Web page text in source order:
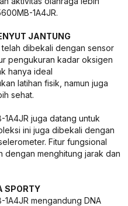
1A4JR.
JANTUNG
dibekali dengan sensor
pengukuran kadar oksigen
hanya ideal
latihan fisik, namun juga
sehat.
juga datang untuk
ini juga dibekali dengan
Fitur fungsional
menghitung jarak dan
SPORTY
mengandung DNA